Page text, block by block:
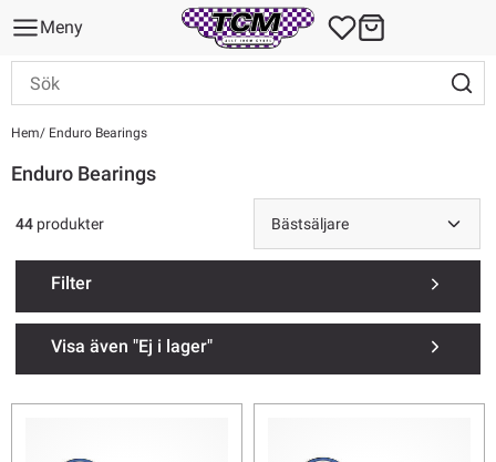
Meny
Hem Enduro Bearings
Enduro Bearings
Filter
Visa även "Ej i lager"
44 produkter